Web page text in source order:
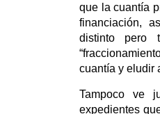
que la cuantía
financiación,
distinto pero
cuantía y eludir
Tampoco ve
expedientes